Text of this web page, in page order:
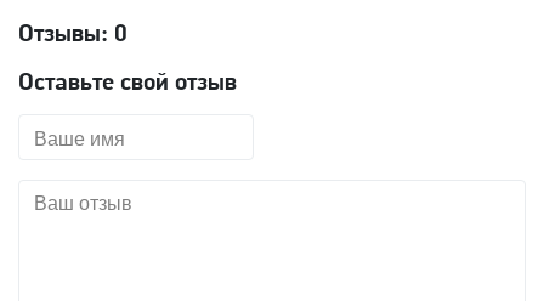
Отзывы: 0
Оставьте свой отзыв